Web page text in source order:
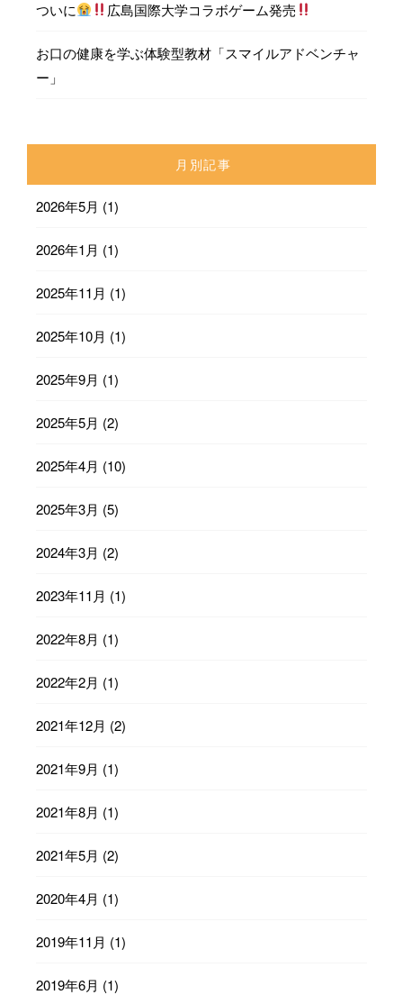
ついに 広島国際大学コラボゲーム発売
お口の健康を学ぶ体験型教材「スマイルアドベンチャ
ー」
月別記事
2026年5月 (1)
2026年1月 (1)
2025年11月 (1)
2025年10月 (1)
2025年9月 (1)
2025年5月 (2)
2025年4月 (10)
2025年3月 (5)
2024年3月 (2)
2023年11月 (1)
2022年8月 (1)
2022年2月 (1)
2021年12月 (2)
2021年9月 (1)
2021年8月 (1)
2021年5月 (2)
2020年4月 (1)
2019年11月 (1)
2019年6月 (1)